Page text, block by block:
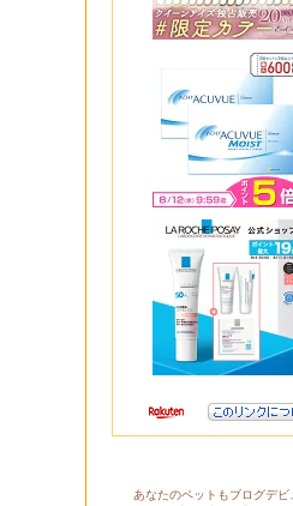
あなたのペットもブログデビ